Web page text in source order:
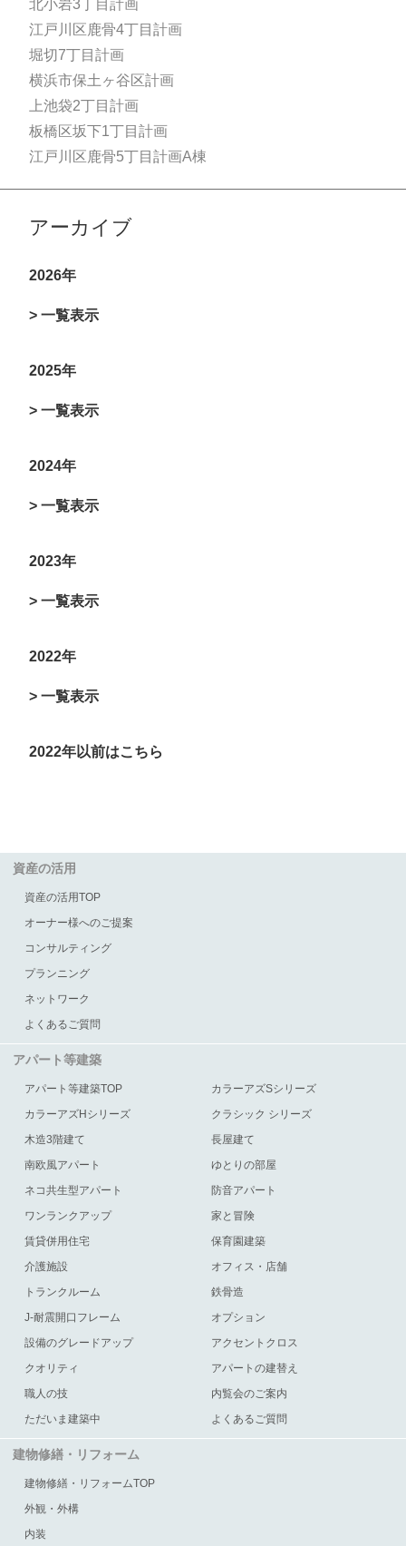
北小岩3丁目計画
江戸川区鹿骨4丁目計画
堀切7丁目計画
横浜市保土ヶ谷区計画
上池袋2丁目計画
板橋区坂下1丁目計画
江戸川区鹿骨5丁目計画A棟
アーカイブ
2026年
> 一覧表示
2025年
> 一覧表示
2024年
> 一覧表示
2023年
> 一覧表示
2022年
> 一覧表示
2022年以前はこちら
資産の活用
資産の活用TOP
オーナー様へのご提案
コンサルティング
プランニング
ネットワーク
よくあるご質問
アパート等建築
アパート等建築TOP
カラーアズSシリーズ
カラーアズHシリーズ
クラシック シリーズ
木造3階建て
長屋建て
南欧風アパート
ゆとりの部屋
ネコ共生型アパート
防音アパート
ワンランクアップ
家と冒険
賃貸併用住宅
保育園建築
介護施設
オフィス・店舗
トランクルーム
鉄骨造
J-耐震開口フレーム
オプション
設備のグレードアップ
アクセントクロス
クオリティ
アパートの建替え
職人の技
内覧会のご案内
ただいま建築中
よくあるご質問
建物修繕・リフォーム
建物修繕・リフォームTOP
外観・外構
内装